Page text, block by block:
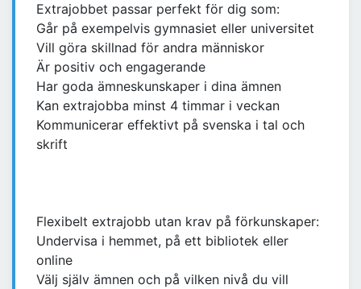
Extrajobbet passar perfekt för dig som:
Går på exempelvis gymnasiet eller universitet
Vill göra skillnad för andra människor
Är positiv och engagerande
Har goda ämneskunskaper i dina ämnen
Kan extrajobba minst 4 timmar i veckan
Kommunicerar effektivt på svenska i tal och
skrift
Flexibelt extrajobb utan krav på förkunskaper:
Undervisa i hemmet, på ett bibliotek eller
online
Välj själv ämnen och på vilken nivå du vill